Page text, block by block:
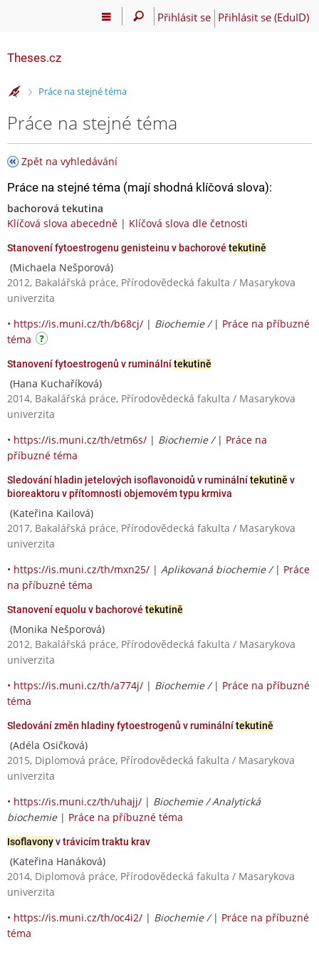
Přihlásit se Přihlásit se (EduID)
Theses.cz
>Práce na stejné téma
Práce na stejné téma
Zpět na vyhledávání
Práce na stejné téma (mají shodná klíčová slova):
bachorová tekutina
Klíčová slova abecedně | Klíčová slova dle četnosti
Stanovení fytoestrogenu genisteinu v bachorové tekutině
(Michaela Nešporová)
2012, Bakalářská práce, Přírodovědecká fakulta / Masarykova
univerzita
• https://is.muni.cz/th/b68cj/ | Biochemie / | Práce na příbuzné
téma
Stanovení fytoestrogenů v ruminálnítekutině
(Hana Kuchaříková)
2014, Bakalářská práce, Přírodovědecká fakulta / Masarykova
univerzita
• https://is.muni.cz/th/etm6s/ | Biochemie / | Práce na
příbuzné téma
Sledování hladin jetelových isoflavonoidů v ruminálnítekutině v
bioreaktoru v přítomnosti objemovém typu krmiva
(Kateřina Kailová)
2017, Bakalářská práce, Přírodovědecká fakulta / Masarykova
univerzita
• https://is.muni.cz/th/mxn25/ | Aplikovaná biochemie / | Práce
na příbuzné téma
Stanovení equolu v bachorové tekutině
(Monika Nešporová)
2012, Bakalářská práce, Přírodovědecká fakulta / Masarykova
univerzita
• https://is.muni.cz/th/a774j/ | Biochemie / | Práce na příbuzné
téma
Sledování změn hladiny fytoestrogenů v ruminálnítekutině
(Adéla Osičková)
2015, Diplomová práce, Přírodovědecká fakulta / Masarykova
univerzita
• https://is.muni.cz/th/uhajj/ | Biochemie / Analytická
biochemie| Práce na příbuzné téma
Isoflavonyv trávicím traktu krav
(Kateřina Hanáková)
2014, Diplomová práce, Přírodovědecká fakulta / Masarykova
univerzita
• https://is.muni.cz/th/oc4i2/ | Biochemie / | Práce na příbuzné
téma